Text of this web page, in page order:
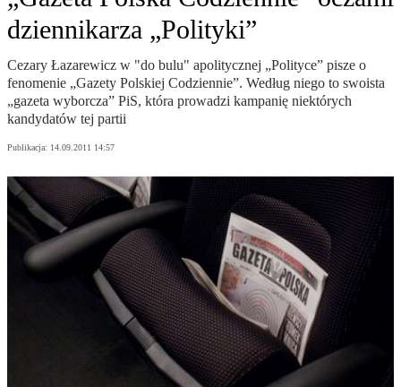
dziennikarza „Polityki”
Cezary Łazarewicz w "do bulu" apolitycznej „Polityce” pisze o
fenomenie „Gazety Polskiej Codziennie”. Według niego to swoista
„gazeta wyborcza” PiS, która prowadzi kampanię niektórych
kandydatów tej partii
Publikacja: 14.09.2011 14:57